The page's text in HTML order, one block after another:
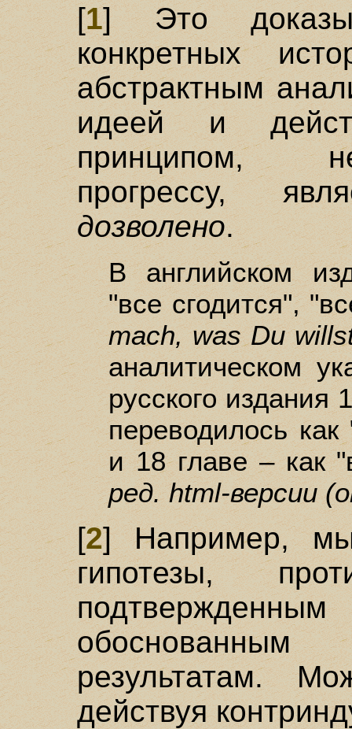
[1] Это
конкретных
абстрактным
идеей и
принципом,
прогрессу,
дозволено.
В английском
"все сгодится",
mach, was Du
аналитическом
русского издания
переводилось
и 18 главе – как
ред. html-версии
[2] Например, мы
гипотезы,
обоснованным
результатам.
действуя